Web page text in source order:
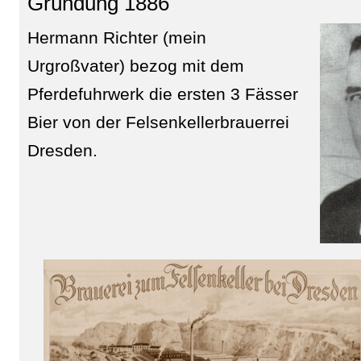
Hermann Richter (mein
Urgroßvater) bezog mit dem
Pferdefuhrwerk die ersten 3 Fässer
Bier von der Felsenkellerbrauerrei
Dresden.